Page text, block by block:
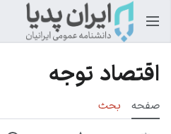
اقتصاد توجه
صفحه بحث